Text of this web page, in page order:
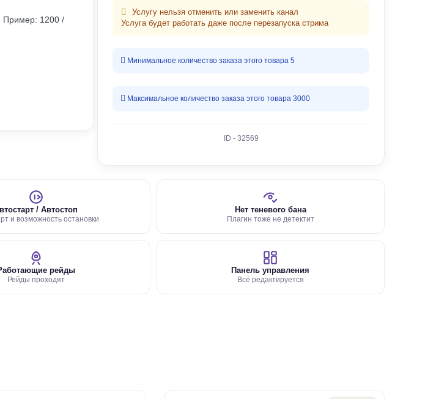
Пример: 1200 /
Услугу нельзя отменить или заменить канал
Услуга будет работать даже после перезапуска стрима
Минимальное количество заказа этого товара 5
Максимальное количество заказа этого товара 3000
ID - 32569
/ Автостоп
и возможность остановки
Нет теневого бана
Плагин тоже не детектит
рейды
Рейды проходят
Панель управления
Всё редактируется